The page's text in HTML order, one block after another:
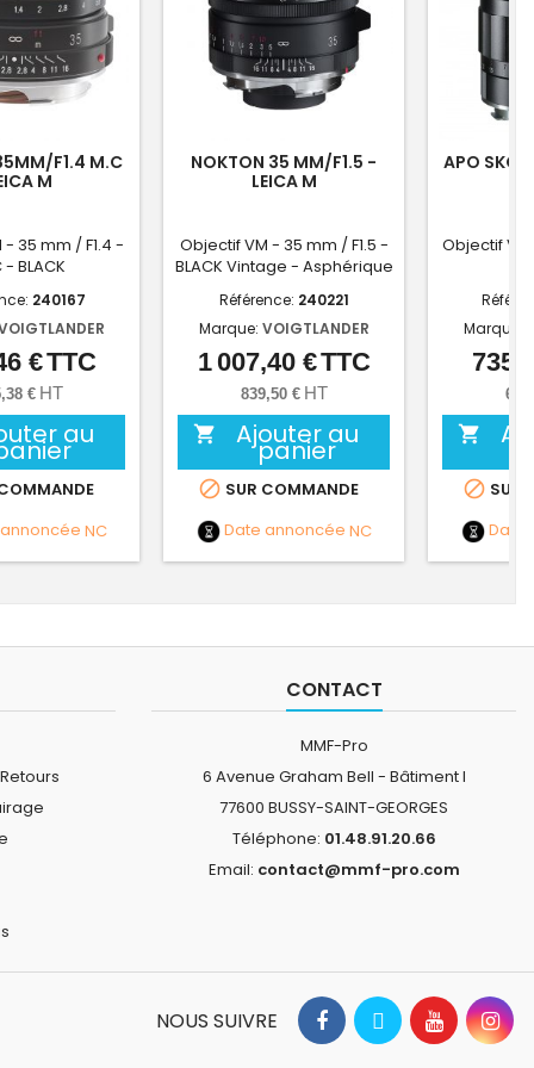
F1.4 M.C
M
35 mm / F1.4 -
- BLACK
240167
Prix
€TTC
€ HT
au
NC
NOKTON 35 MM/F1.5 -
LEICA M
Objectif VM - 35 mm / F1.5 -
BLACK Vintage - Asphérique
Référence: 240221
Marque: VOIGTLANDER
Prix
1 007,40 €TTC
839,50 € HT
 Ajouter au
panier
 SUR COMMANDE
Date annoncée NC
APO
Objectif
Marque:

 SUR
Date
CONTACT
MMF-Pro
6 Avenue Graham Bell - Bâtiment I
77600 BUSSY-SAINT-GEORGES
Téléphone: 01.48.91.20.66
Email: contact@mmf-pro.com
NOUS SUIVRE